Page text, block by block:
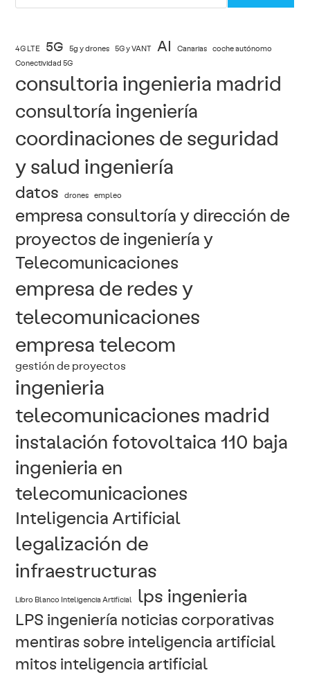
4G LTE 5G 5g y drones 5G y VANT AI Canarias coche autónomo
Conectividad 5G
consultoria ingenieria madrid
consultoría ingeniería
coordinaciones de seguridad
y salud ingeniería
datos drones empleo
empresa consultoría y dirección de
proyectos de ingeniería y
Telecomunicaciones
empresa de redes y
telecomunicaciones
empresa telecom
gestión de proyectos
ingenieria
telecomunicaciones madrid
instalación fotovoltaica 110 baja
ingenieria en
telecomunicaciones
Inteligencia Artificial
legalización de
infraestructuras
Libro Blanco Inteligencia Artificial lps ingenieria
LPS ingeniería noticias corporativas
mentiras sobre inteligencia artificial
mitos inteligencia artificial